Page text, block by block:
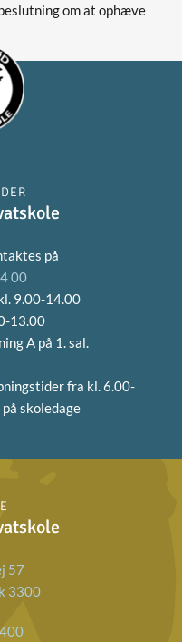
om at ophæve
på
00
9.00-14.00
13.00
A på 1. sal.
fra kl. 6.00-
skoledage
57
3300